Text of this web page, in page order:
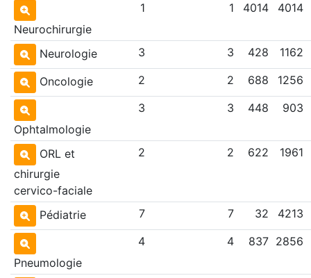
Neurochirurgie
1 1 4014 4014
Neurologie 3 3 428 1162
Oncologie 2 2 688 1256
Ophtalmologie
3 3 448 903
ORL et
chirurgie
cervico-faciale
2 2 622 1961
Pédiatrie 7 7 32 4213
Pneumologie
4 4 837 2856